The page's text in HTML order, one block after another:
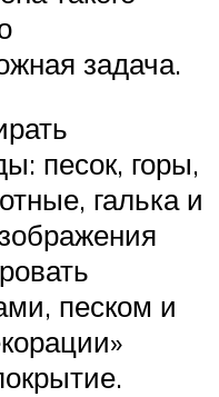
задача.
песок, горы,
галька и
песком и